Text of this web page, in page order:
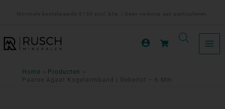
inhoud
Minimale bestelwaarde €150 excl. btw. | Geen verkoop aan particulieren.
Home
Producten
Paarse Agaat Kogelarmband | Gebeitst – 6 Mm